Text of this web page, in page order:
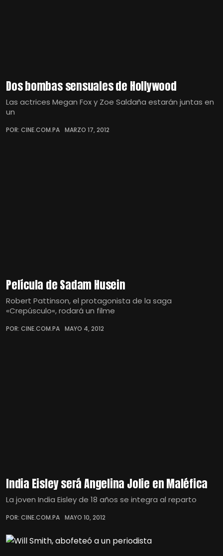
Dos bombas sensuales de Hollywood
Las actrices Megan Fox y Zoe Saldaña estarán juntas en
un
POR: CINE.COM.PA MARZO 17, 2012
Película de Sadam Husein
Robert Pattinson, el protagonista de la saga
«Crepúsculo«, rodará un filme
POR: CINE.COM.PA MAYO 4, 2012
India Eisley será Angelina Jolie en Maléfica
La joven India Eisley de 18 años se integra al reparto
POR: CINE.COM.PA MAYO 10, 2012